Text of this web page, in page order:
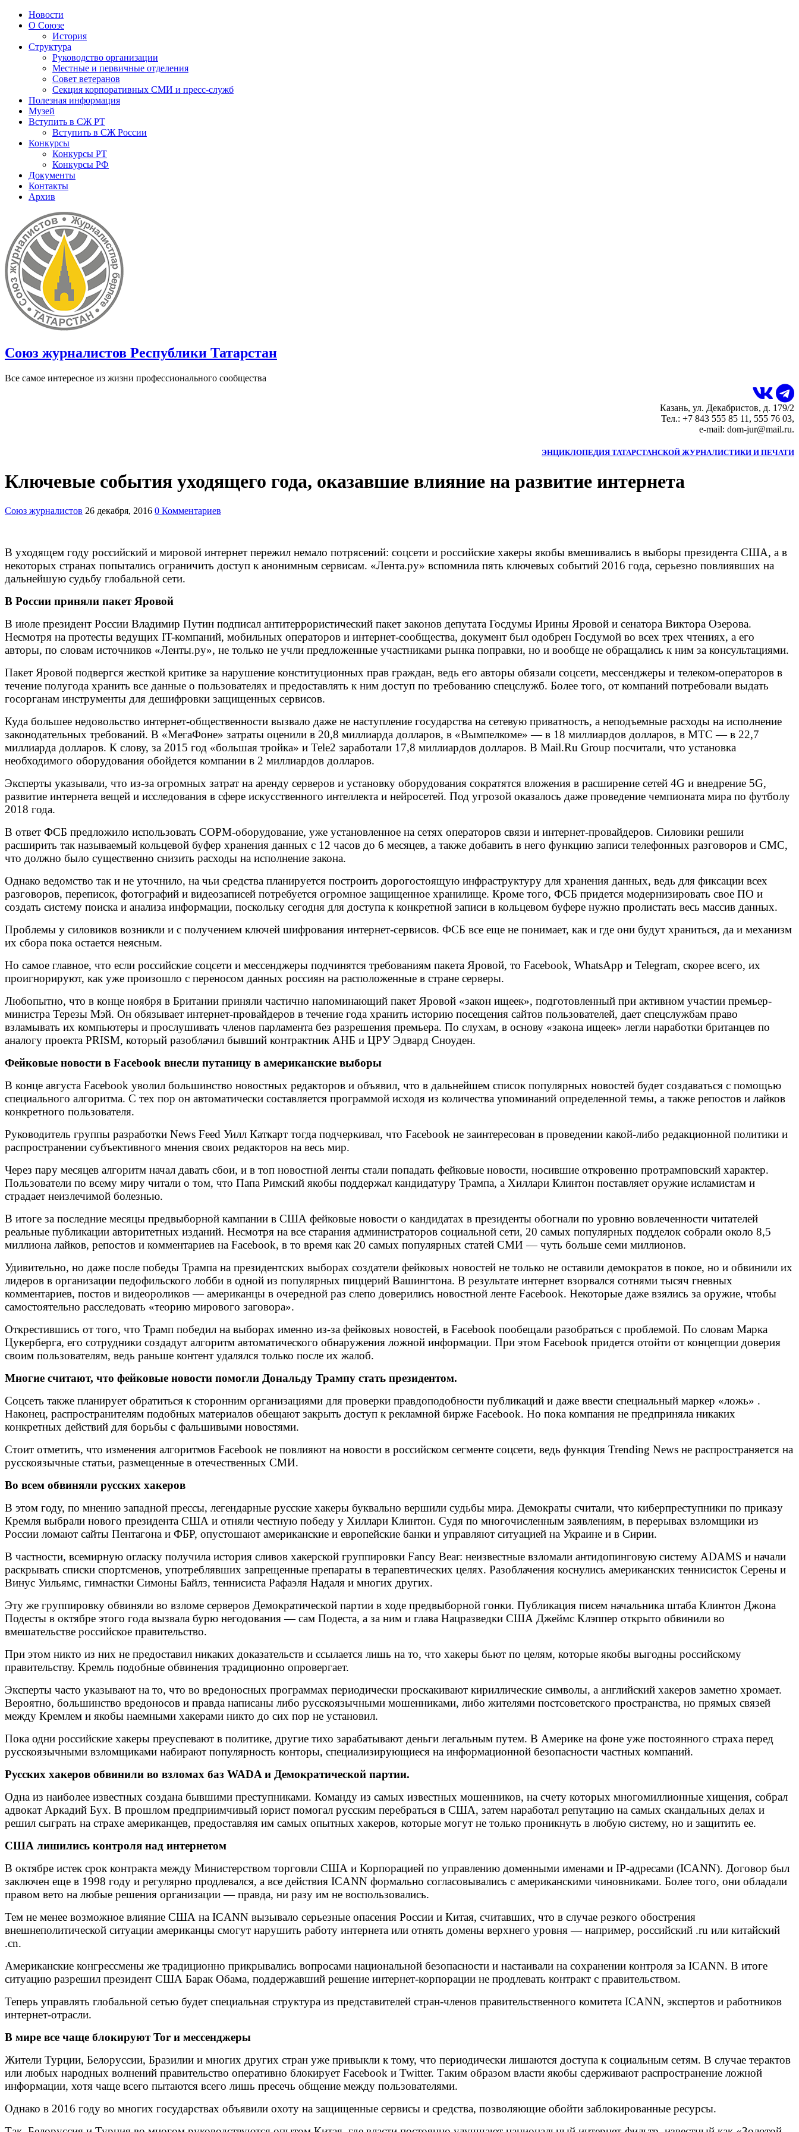
Новости
О Союзе
История
Структура
Руководство организации
Местные и первичные отделения
Совет ветеранов
Секция корпоративных СМИ и пресс-служб
Полезная информация
Музей
Вступить в СЖ РТ
Вступить в СЖ России
Конкурсы
Конкурсы РТ
Конкурсы РФ
Документы
Контакты
Архив
Союз журналистов Республики Татарстан
Все самое интересное из жизни профессионального сообщества
Казань, ул. Декабристов, д. 179/2
Тел.: +7 843 555 85 11, 555 76 03,
e-mail: dom-jur@mail.ru.
ЭНЦИКЛОПЕДИЯ ТАТАРСТАНСКОЙ ЖУРНАЛИСТИКИ И ПЕЧАТИ
Ключевые события уходящего года, оказавшие влияние на развитие интернета
Союз журналистов 26 декабря, 2016 0 Комментариев
В уходящем году российский и мировой интернет пережил немало потрясений: соцсети и российские хакеры якобы вмешивались в выборы президента США, а в
некоторых странах попытались ограничить доступ к анонимным сервисам. «Лента.ру» вспомнила пять ключевых событий 2016 года, серьезно повлиявших на
дальнейшую судьбу глобальной сети.
В России приняли пакет Яровой
В июле президент России Владимир Путин подписал антитеррористический пакет законов депутата Госдумы Ирины Яровой и сенатора Виктора Озерова.
Несмотря на протесты ведущих IT-компаний, мобильных операторов и интернет-сообщества, документ был одобрен Госдумой во всех трех чтениях, а его
авторы, по словам источников «Ленты.ру», не только не учли предложенные участниками рынка поправки, но и вообще не обращались к ним за консультациями.
Пакет Яровой подвергся жесткой критике за нарушение конституционных прав граждан, ведь его авторы обязали соцсети, мессенджеры и телеком-операторов в
течение полугода хранить все данные о пользователях и предоставлять к ним доступ по требованию спецслужб. Более того, от компаний потребовали выдать
госорганам инструменты для дешифровки защищенных сервисов.
Куда большее недовольство интернет-общественности вызвало даже не наступление государства на сетевую приватность, а неподъемные расходы на исполнение
законодательных требований. В «МегаФоне» затраты оценили в 20,8 миллиарда долларов, в «Вымпелкоме» — в 18 миллиардов долларов, в МТС — в 22,7
миллиарда долларов. К слову, за 2015 год «большая тройка» и Tele2 заработали 17,8 миллиардов долларов. В Mail.Ru Group посчитали, что установка
необходимого оборудования обойдется компании в 2 миллиардов долларов.
Эксперты указывали, что из-за огромных затрат на аренду серверов и установку оборудования сократятся вложения в расширение сетей 4G и внедрение 5G,
развитие интернета вещей и исследования в сфере искусственного интеллекта и нейросетей. Под угрозой оказалось даже проведение чемпионата мира по футболу
2018 года.
В ответ ФСБ предложило использовать СОРМ-оборудование, уже установленное на сетях операторов связи и интернет-провайдеров. Силовики решили
расширить так называемый кольцевой буфер хранения данных с 12 часов до 6 месяцев, а также добавить в него функцию записи телефонных разговоров и СМС,
что должно было существенно снизить расходы на исполнение закона.
Однако ведомство так и не уточнило, на чьи средства планируется построить дорогостоящую инфраструктуру для хранения данных, ведь для фиксации всех
разговоров, переписок, фотографий и видеозаписей потребуется огромное защищенное хранилище. Кроме того, ФСБ придется модернизировать свое ПО и
создать систему поиска и анализа информации, поскольку сегодня для доступа к конкретной записи в кольцевом буфере нужно пролистать весь массив данных.
Проблемы у силовиков возникли и с получением ключей шифрования интернет-сервисов. ФСБ все еще не понимает, как и где они будут храниться, да и механизм
их сбора пока остается неясным.
Но самое главное, что если российские соцсети и мессенджеры подчинятся требованиям пакета Яровой, то Facebook, WhatsApp и Telegram, скорее всего, их
проигнорируют, как уже произошло с переносом данных россиян на расположенные в стране серверы.
Любопытно, что в конце ноября в Британии приняли частично напоминающий пакет Яровой «закон ищеек», подготовленный при активном участии премьер-
министра Терезы Мэй. Он обязывает интернет-провайдеров в течение года хранить историю посещения сайтов пользователей, дает спецслужбам право
взламывать их компьютеры и прослушивать членов парламента без разрешения премьера. По слухам, в основу «закона ищеек» легли наработки британцев по
аналогу проекта PRISM, который разоблачил бывший контрактник АНБ и ЦРУ Эдвард Сноуден.
Фейковые новости в Facebook внесли путаницу в американские выборы
В конце августа Facebook уволил большинство новостных редакторов и объявил, что в дальнейшем список популярных новостей будет создаваться с помощью
специального алгоритма. С тех пор он автоматически составляется программой исходя из количества упоминаний определенной темы, а также репостов и лайков
конкретного пользователя.
Руководитель группы разработки News Feed Уилл Каткарт тогда подчеркивал, что Facebook не заинтересован в проведении какой-либо редакционной политики и
распространении субъективного мнения своих редакторов на весь мир.
Через пару месяцев алгоритм начал давать сбои, и в топ новостной ленты стали попадать фейковые новости, носившие откровенно протрамповский характер.
Пользователи по всему миру читали о том, что Папа Римский якобы поддержал кандидатуру Трампа, а Хиллари Клинтон поставляет оружие исламистам и
страдает неизлечимой болезнью.
В итоге за последние месяцы предвыборной кампании в США фейковые новости о кандидатах в президенты обогнали по уровню вовлеченности читателей
реальные публикации авторитетных изданий. Несмотря на все старания администраторов социальной сети, 20 самых популярных подделок собрали около 8,5
миллиона лайков, репостов и комментариев на Facebook, в то время как 20 самых популярных статей СМИ — чуть больше семи миллионов.
Удивительно, но даже после победы Трампа на президентских выборах создатели фейковых новостей не только не оставили демократов в покое, но и обвинили их
лидеров в организации педофильского лобби в одной из популярных пиццерий Вашингтона. В результате интернет взорвался сотнями тысяч гневных
комментариев, постов и видеороликов — американцы в очередной раз слепо доверились новостной ленте Facebook. Некоторые даже взялись за оружие, чтобы
самостоятельно расследовать «теорию мирового заговора».
Открестившись от того, что Трамп победил на выборах именно из-за фейковых новостей, в Facebook пообещали разобраться с проблемой. По словам Марка
Цукерберга, его сотрудники создадут алгоритм автоматического обнаружения ложной информации. При этом Facebook придется отойти от концепции доверия
своим пользователям, ведь раньше контент удалялся только после их жалоб.
Многие считают, что фейковые новости помогли Дональду Трампу стать президентом.
Соцсеть также планирует обратиться к сторонним организациями для проверки правдоподобности публикаций и даже ввести специальный маркер «ложь» .
Наконец, распространителям подобных материалов обещают закрыть доступ к рекламной бирже Facebook. Но пока компания не предприняла никаких
конкретных действий для борьбы с фальшивыми новостями.
Стоит отметить, что изменения алгоритмов Facebook не повлияют на новости в российском сегменте соцсети, ведь функция Trending News не распространяется на
русскоязычные статьи, размещенные в отечественных СМИ.
Во всем обвиняли русских хакеров
В этом году, по мнению западной прессы, легендарные русские хакеры буквально вершили судьбы мира. Демократы считали, что киберпреступники по приказу
Кремля выбрали нового президента США и отняли честную победу у Хиллари Клинтон. Судя по многочисленным заявлениям, в перерывах взломщики из
России ломают сайты Пентагона и ФБР, опустошают американские и европейские банки и управляют ситуацией на Украине и в Сирии.
В частности, всемирную огласку получила история сливов хакерской группировки Fancy Bear: неизвестные взломали антидопинговую систему ADAMS и начали
раскрывать списки спортсменов, употреблявших запрещенные препараты в терапевтических целях. Разоблачения коснулись американских теннисисток Серены и
Винус Уильямс, гимнастки Симоны Байлз, теннисиста Рафаэля Надаля и многих других.
Эту же группировку обвиняли во взломе серверов Демократической партии в ходе предвыборной гонки. Публикация писем начальника штаба Клинтон Джона
Подесты в октябре этого года вызвала бурю негодования — сам Подеста, а за ним и глава Нацразведки США Джеймс Клэппер открыто обвинили во
вмешательстве российское правительство.
При этом никто из них не предоставил никаких доказательств и ссылается лишь на то, что хакеры бьют по целям, которые якобы выгодны российскому
правительству. Кремль подобные обвинения традиционно опровергает.
Эксперты часто указывают на то, что во вредоносных программах периодически проскакивают кириллические символы, а английский хакеров заметно хромает.
Вероятно, большинство вредоносов и правда написаны либо русскоязычными мошенниками, либо жителями постсоветского пространства, но прямых связей
между Кремлем и якобы наемными хакерами никто до сих пор не установил.
Пока одни российские хакеры преуспевают в политике, другие тихо зарабатывают деньги легальным путем. В Америке на фоне уже постоянного страха перед
русскоязычными взломщиками набирают популярность конторы, специализирующиеся на информационной безопасности частных компаний.
Русских хакеров обвинили во взломах баз WADA и Демократической партии.
Одна из наиболее известных создана бывшими преступниками. Команду из самых известных мошенников, на счету которых многомиллионные хищения, собрал
адвокат Аркадий Бух. В прошлом предприимчивый юрист помогал русским перебраться в США, затем наработал репутацию на самых скандальных делах и
решил сыграть на страхе американцев, предоставляя им самых опытных хакеров, которые могут не только проникнуть в любую систему, но и защитить ее.
США лишились контроля над интернетом
В октябре истек срок контракта между Министерством торговли США и Корпорацией по управлению доменными именами и IP-адресами (ICANN). Договор был
заключен еще в 1998 году и регулярно продлевался, а все действия ICANN формально согласовывались с американскими чиновниками. Более того, они обладали
правом вето на любые решения организации — правда, ни разу им не воспользовались.
Тем не менее возможное влияние США на ICANN вызывало серьезные опасения России и Китая, считавших, что в случае резкого обострения
внешнеполитической ситуации американцы смогут нарушить работу интернета или отнять домены верхнего уровня — например, российский .ru или китайский
.cn.
Американские конгрессмены же традиционно прикрывались вопросами национальной безопасности и настаивали на сохранении контроля за ICANN. В итоге
ситуацию разрешил президент США Барак Обама, поддержавший решение интернет-корпорации не продлевать контракт с правительством.
Теперь управлять глобальной сетью будет специальная структура из представителей стран-членов правительственного комитета ICANN, экспертов и работников
интернет-отрасли.
В мире все чаще блокируют Tor и мессенджеры
Жители Турции, Белоруссии, Бразилии и многих других стран уже привыкли к тому, что периодически лишаются доступа к социальным сетям. В случае терактов
или любых народных волнений правительство оперативно блокирует Facebook и Twitter. Таким образом власти якобы сдерживают распространение ложной
информации, хотя чаще всего пытаются всего лишь пресечь общение между пользователями.
Однако в 2016 году во многих государствах объявили охоту на защищенные сервисы и средства, позволяющие обойти заблокированные ресурсы.